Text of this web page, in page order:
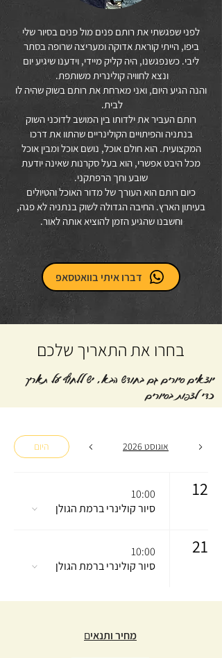
לפני שפגשתי את רותם פנים מול פנים בסיור שלי
ביפו, הייתי קוראת אדוקה ומעריצה שרופה בסתר
ליבי. כשנפגשנו, היה קליק מיידי, וידענו שיגיע יום
ונצא לחוויה קולינרית משותפת.
והנה הגיע היום, ואני מארחת את רותם בשוק שהיה לו
לבית.
רותם העביר את ילדותו בין המושב לדוכני השוק
בנתניה והפיתויים הקולינריים שהתוו את דרכו
המקצועית. הוא חולם אוכל, נושם אוכל ומבין אוכל
מכל היבט אפשרי, הוא בעל סקרנות שאינה יודעת
שובע וחך הרפתקני.
כיום רותם הוא העורך של מדור האוכל והטיולים
בעיתון הארץ. החיבה הגדולה לשוק בנתניה לא פגה,
וחשבנו שהגיע הזמן להוציא אותה לאור.
דברו איתי בוואטסאפ
בחרו את התאריך שלכם
יוצאים סיורים גם בחודש הבא, יש ללחוץ על תאריך
כדי לצפות בסיורים
אוגוסט 2026 היום
12
10:00
סיור קולינרי ברמת הגולן
21
10:00
סיור קולינרי ברמת הגולן
מחיר ותנאים